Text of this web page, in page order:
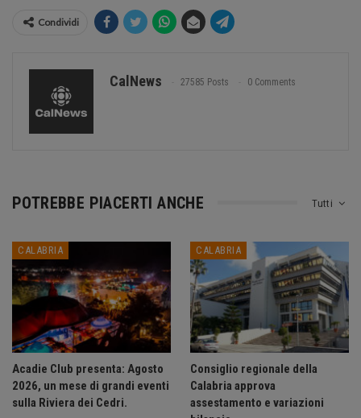
Condividi
CalNews 27585 Posts 0 Comments
Tutti
POTREBBE PIACERTI ANCHE
CALABRIA
Acadie Club presenta: Agosto
2026, un mese di grandi eventi
sulla Riviera dei Cedri.
CALABRIA
Consiglio regionale della
Calabria approva
assestamento e variazioni